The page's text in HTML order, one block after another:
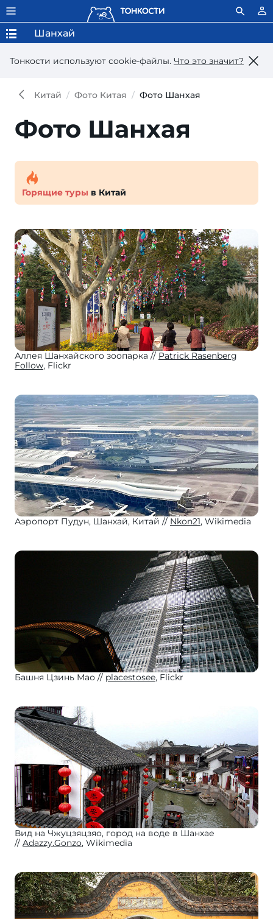
Тонкости используют сookie-файлы. Что это значит?
Шанхай
Китай Фото Китая Фото Шанхая
Фото Шанхая
Горящие туры в Китай
Аллея Шанхайского зоопарка
Patrick Rasenberg
Follow, Flickr
Аэропорт Пудун, Шанхай, Китай Nkon21, Wikimedia
Башня Цзинь Мао placestosee, Flickr
Вид на Чжуцзяцзяо, город на воде в Шанхае
Adazzy.Gonzo, Wikimedia